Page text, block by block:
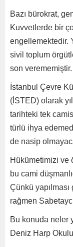
Bazı bürokrat,
Kuvvetlerde bir
engellemektedir.
sivil toplum
son verememiştir.
İstanbul Çevre
(İSTED) olarak
tarihteki tek
türlü ihya
de nasip
Hükümetimizi ve
bu cami
Çünkü
rağmen
Bu konuda neler
Deniz Harp